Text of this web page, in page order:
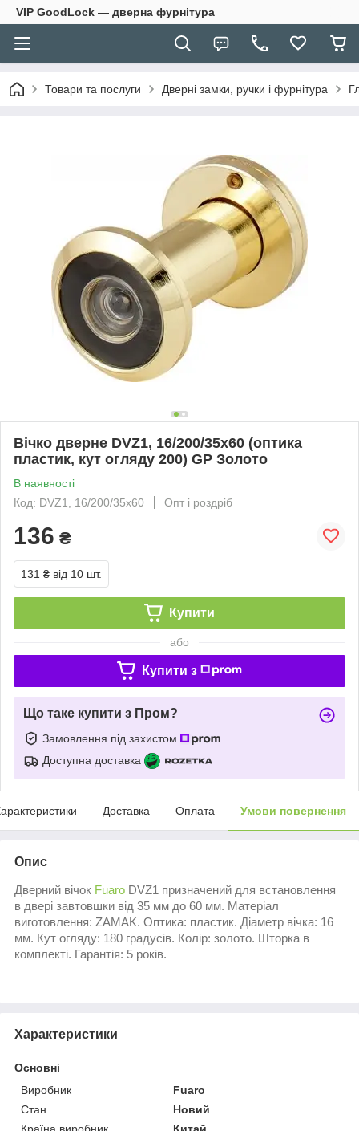
VIP GoodLock — дверна фурнітура
Товари та послуги Дверні замки, ручки і фурнітура
Вічко дверне DVZ1, 16/200/35x60 (оптика
пластик, кут огляду 200) GP Золото
В наявності
Код: DVZ1, 16/200/35x60
Опт і роздріб
136 ₴
131 ₴ від 10 шт.
Купити
або
Купити з
Що таке купити з Пром?
Замовлення під захистом
Доступна доставка
Доставка Оплата Умови повернення
Опис
Дверний вічок Fuaro DVZ1 призначений для встановлення
в двері завтовшки від 35 мм до 60 мм. Матеріал
виготовлення: ZAMAK. Оптика: пластик. Діаметр вічка: 16
мм. Кут огляду: 180 градусів. Колір: золото. Шторка в
комплекті. Гарантія: 5 років.
Характеристики
Основні
Виробник
Fuaro
Стан
Новий
Країна виробник
Китай